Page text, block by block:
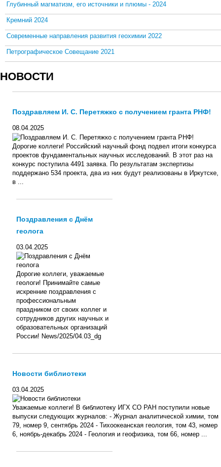
Глубинный магматизм, его источники и плюмы - 2024
Кремний 2024
Современные направления развития геохимии 2022
Петрографическое Совещание 2021
НОВОСТИ
Поздравляем И. С. Перетяжко с получением гранта РНФ!
08.04.2025
Дорогие коллеги! Российский научный фонд подвел итоги конкурса
проектов фундаментальных научных исследований. В этот раз на
конкурс поступила 4491 заявка. По результатам экспертизы
поддержано 534 проекта, два из них будут реализованы в Иркутске,
в ...
Поздравления с Днём
геолога
03.04.2025
Дорогие коллеги, уважаемые
геологи! Принимайте самые
искренние поздравления с
профессиональным
праздником от своих коллег и
сотрудников других научных и
образовательных организаций
России! News/2025/04.03_dg
Новости библиотеки
03.04.2025
Уважаемые коллеги! В библиотеку ИГХ СО РАН поступили новые
выпуски следующих журналов: - Журнал аналитической химии, том
79, номер 9, сентябрь 2024 - Тихоокеанская геология, том 43, номер
6, ноябрь-декабрь 2024 - Геология и геофизика, том 66, номер ...